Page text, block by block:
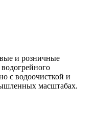
и розничные
с водоочисткой и
масштабах.